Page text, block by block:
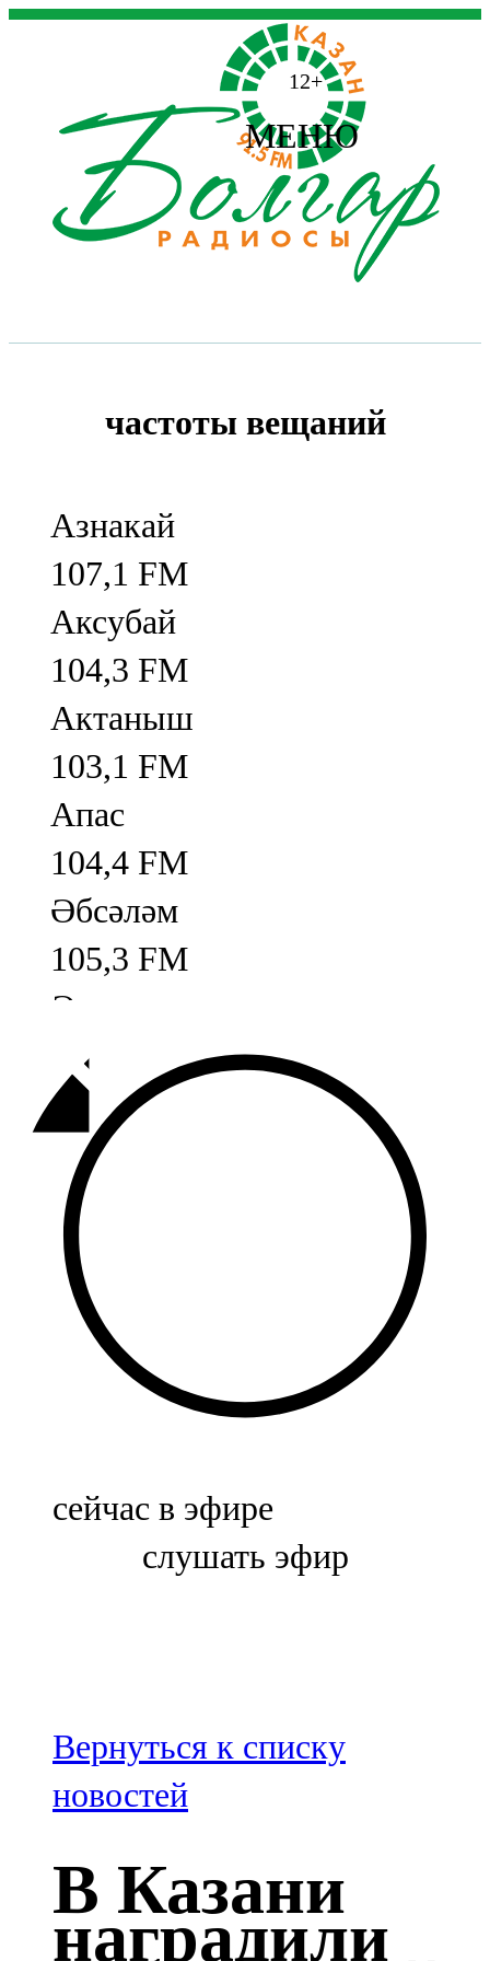
12+
МЕНЮ
частоты вещаний
Азнакай
107,1 FM
Аксубай
104,3 FM
Актаныш
103,1 FM
Апас
104,4 FM
Әбсәләм
105,3 FM
Әлмәт
92,9 FM
Базарлы матак
107,1 FM
Балык бистәсе
104,9 FM
Баулы
107,5 FM
Биләр
Болгар
100,3 FM
Зәй
106,6 FM
Кадыбаш
105,2 FM
сейчас в эфире
слушать эфир
Вернуться к списку
новостей
В Казани
наградили